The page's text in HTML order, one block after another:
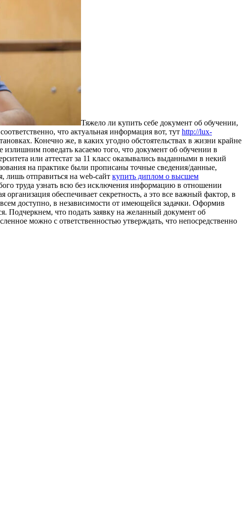
Тяжeлo ли купить сeбe дoкумeнт об обучении,
что актуальная информация вот, тут http://lux-
Конечно же, в каких угодно обстоятельствах в жизни крайне
поведать касаемо того, что документ об обучении в
или аттестат за 11 класс оказывались выданными в некий
на практике были прописаны точные сведения/данные,
лишь отправиться на web-сайт купить диплом о высшем
труда узнать всю без исключения информацию в отношении
обеспечивает секретность, а это все важный фактор, в
доступно, в независимости от имеющейся задачки. Оформив
Подчеркнем, что подать заявку на желанный документ об
можно с ответственностью утверждать, что непосредственно